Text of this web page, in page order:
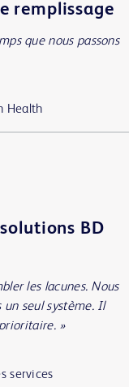
remplissage
que nous passons
Health
BD
les lacunes. Nous
un seul système. Il
»
services